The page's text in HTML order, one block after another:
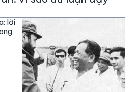
lời